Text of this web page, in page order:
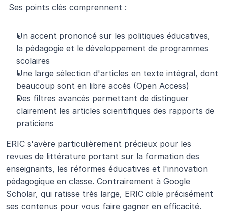
Ses points clés comprennent :
Un accent prononcé sur les politiques éducatives,
la pédagogie et le développement de programmes
scolaires
Une large sélection d'articles en texte intégral, dont
beaucoup sont en libre accès (Open Access)
Des filtres avancés permettant de distinguer
clairement les articles scientifiques des rapports de
praticiens
ERIC s'avère particulièrement précieux pour les
revues de littérature portant sur la formation des
enseignants, les réformes éducatives et l'innovation
pédagogique en classe. Contrairement à Google
Scholar, qui ratisse très large, ERIC cible précisément
ses contenus pour vous faire gagner en efficacité.